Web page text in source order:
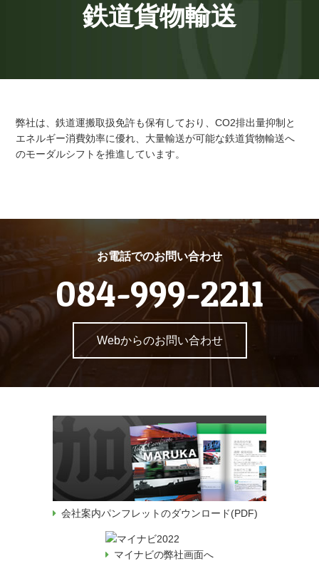
鉄道貨物輸送
弊社は、鉄道運搬取扱免許も保有しており、CO2排出量抑制と
エネルギー消費効率に優れ、大量輸送が可能な鉄道貨物輸送へ
のモーダルシフトを推進しています。
お電話でのお問い合わせ
084-999-2211
Webからのお問い合わせ
会社案内パンフレットのダウンロード(PDF)
マイナビの弊社画面へ